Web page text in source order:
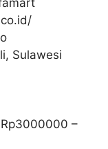
Sulawesi
3000000 –